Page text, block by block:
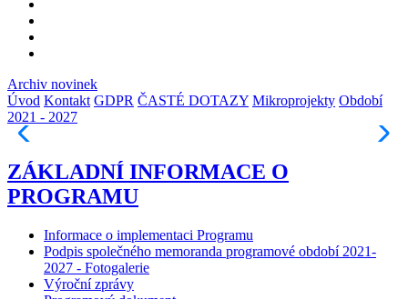
Archiv novinek
Úvod Kontakt GDPR ČASTÉ DOTAZY Mikroprojekty Období
2021 - 2027
ZÁKLADNÍ INFORMACE O
PROGRAMU
Informace o implementaci Programu
Podpis společného memoranda programové období 2021-
2027 - Fotogalerie
Výroční zprávy